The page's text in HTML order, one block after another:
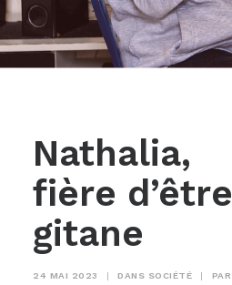
Nathalia,
fière d’être
gitane
24 MAI 2023 | DANS SOCIÉTÉ | PAR